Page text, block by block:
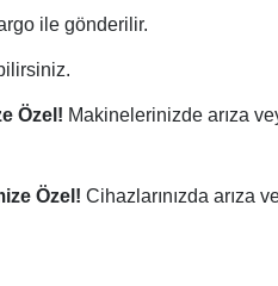
ile gönderilir.
Özel! Makinelerinizde arıza
Özel! Cihazlarınızda arıza